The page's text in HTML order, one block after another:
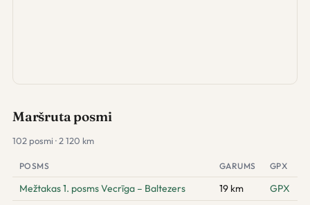
Maršruta posmi
102 posmi · 2 120 km
POSMS GARUMS GPX
Mežtakas 1. posms Vecrīga – Baltezers 19 km
GPX